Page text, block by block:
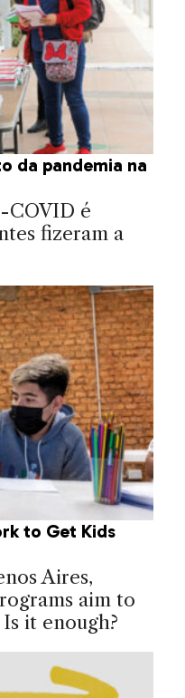
da pandemia na
COVID é
fizeram a
to Get Kids
Aires,
aim to
it enough?